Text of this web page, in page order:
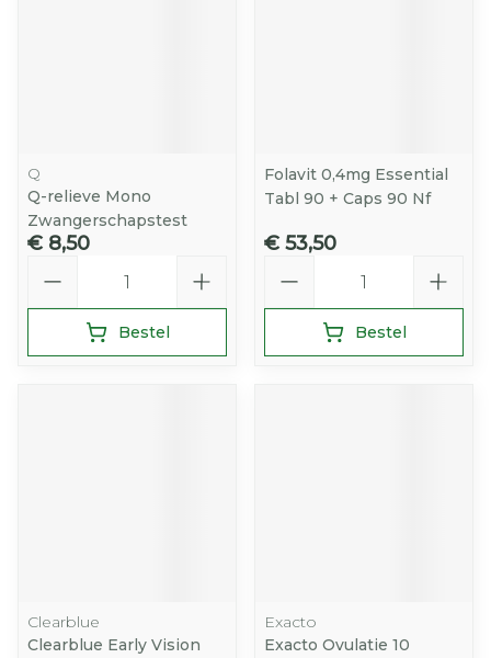
Q
Q-relieve Mono
Zwangerschapstest
€ 8,50
Bestel
Folavit 0,4mg Essential
Tabl 90 + Caps 90 Nf
€ 53,50
Bestel
Clearblue
Clearblue Early Vision
Exacto
Exacto Ovulatie 10